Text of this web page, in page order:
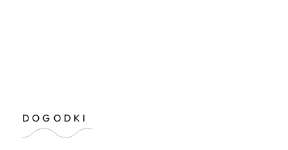
DOGODKI